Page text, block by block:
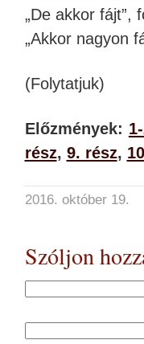
„De akkor fájt”,
„Akkor nagyon
(Folytatjuk)
Előzmények:
rész, 9. rész,
2016. október 19.
Szóljon